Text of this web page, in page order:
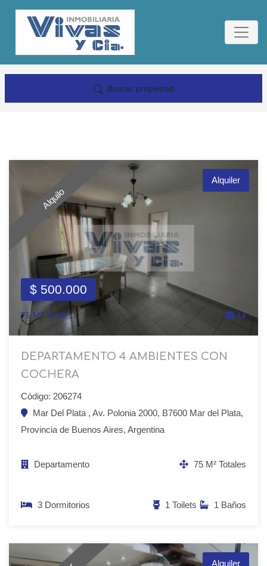
Buscar propiedad
Alquilo
Alquiler
$ 500.000
75 M² Totales 14
DEPARTAMENTO 4 AMBIENTES CON
COCHERA
Código: 206274
Mar Del Plata , Av. Polonia 2000, B7600 Mar del Plata,
Provincia de Buenos Aires, Argentina
Departamento 75 M² Totales
3 Dormitorios 1 Baños
1 Toilets
Alquiler